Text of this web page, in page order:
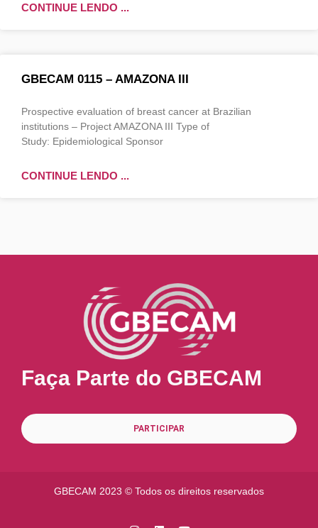
CONTINUE LENDO ...
GBECAM 0115 – AMAZONA III
Prospective evaluation of breast cancer at Brazilian
institutions – Project AMAZONA III Type of
Study: Epidemiological Sponsor
CONTINUE LENDO ...
Faça Parte do GBECAM
PARTICIPAR
GBECAM 2023 © Todos os direitos reservados